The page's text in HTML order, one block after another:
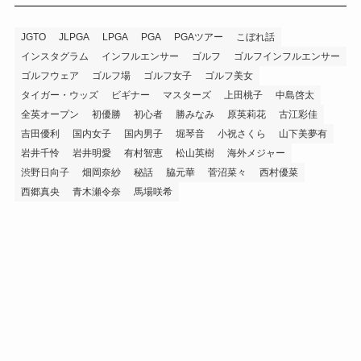
JGTO JLPGA LPGA PGA PGAツアー
こぼれ話
インスタグラム
インフルエンサー ゴルフ
ゴルフインフルエンサー
ゴルフウェア
ゴルフ場 ゴルフ女子
ゴルフ美女
タイガー・ウッズ
ビギナー マスターズ 上田桃子
中島啓太
全英オープン
初優勝 初心者 勝みなみ 原英莉花
古江彩佳
吉田優利
国内女子 国内男子 堀琴音 小祝さくら
山下美夢有
岩井千怜
岩井明愛 有村智恵 松山英樹
海外メジャー
渋野日向子
畑岡奈紗 秘話 脇元華 菅沼菜々
西村優菜
西郷真央
青木瀬令奈 馬場咲希